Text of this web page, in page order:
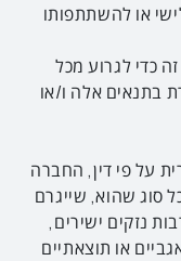
או להשתתפותו
כדי לגרוע מכל
בתנאים אלה ו/או
על פי דין, החברה
סוג שהוא, שייגרם
נזקים ישירים,
או תוצאתיים